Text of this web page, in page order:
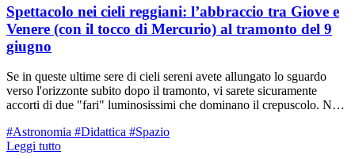
Spettacolo nei cieli reggiani: l’abbraccio tra Giove e
Venere (con il tocco di Mercurio) al tramonto del 9
giugno
Se in queste ultime sere di cieli sereni avete allungato lo sguardo
verso l'orizzonte subito dopo il tramonto, vi sarete sicuramente
accorti di due "fari" luminosissimi che dominano il crepuscolo. Non
pianeti più brillanti del nostro Sistema Solare, che sera dopo sera si
sono avvicinati sempre di più. Il culmine di questo lento valzer
#Astronomia #Didattica #Spazio
Leggi tutto